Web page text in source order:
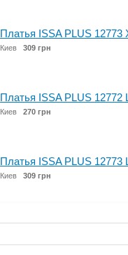
Платья ISSA PLUS 12773
Киев 309 грн
Платья ISSA PLUS 12772
Киев 270 грн
Платья ISSA PLUS 12773
Киев 309 грн